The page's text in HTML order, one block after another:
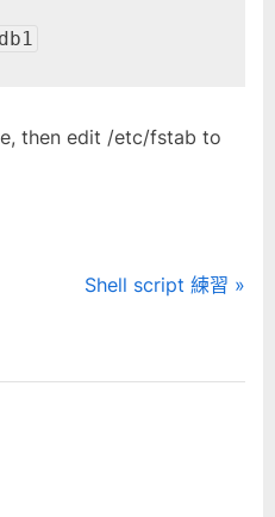
then edit /etc/fstab to
N
t
Shell script 練習